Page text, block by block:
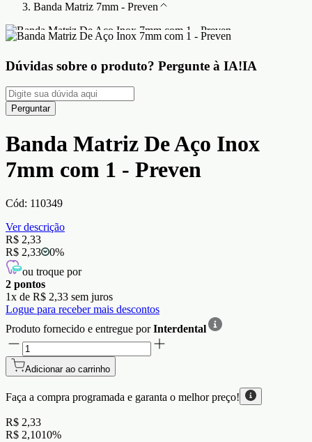
Banda Matriz 7mm - Preven
Dúvidas sobre o produto? Pergunte à IA!IA
Perguntar
Banda Matriz De Aço Inox
7mm com 1 - Preven
Cód: 110349
Ver descrição
R$ 2,33
R$ 2,33
0%
ou troque por
2 pontos
1x de R$ 2,33 sem juros
Logue para receber mais descontos
Produto fornecido e entregue porInterdental
Adicionar ao carrinho
Faça a compra programada e garanta o melhor preço!
R$ 2,33
R$ 2,1010%